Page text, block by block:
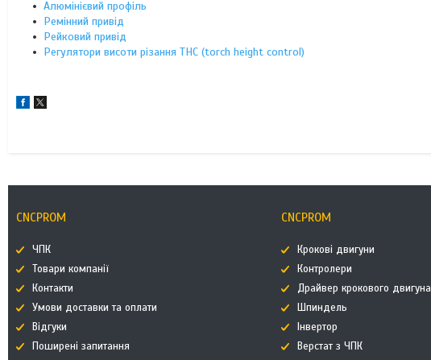
Алюмінієвий профіль
Ремінний привід
Рейковий привід
Регулятори висоти різання THC (torch height control)
CNCPROM
ЧПК
Товари компанії
Контакти
Умови доставки та оплати
Відгуки
Поширені запитання
CNCPROM
Крокові двигуни
Контролери
Драйвер крокового двигуна
Шпиндель
Інвертор
Верстат з ЧПК